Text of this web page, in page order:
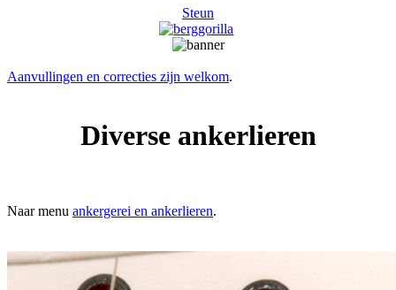
Steun
Aanvullingen en correcties zijn welkom.
Diverse ankerlieren
Naar menu ankergerei en ankerlieren.